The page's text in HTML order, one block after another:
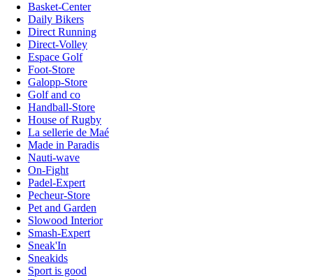
Basket-Center
Daily Bikers
Direct Running
Direct-Volley
Espace Golf
Foot-Store
Galopp-Store
Golf and co
Handball-Store
House of Rugby
La sellerie de Maé
Made in Paradis
Nauti-wave
On-Fight
Padel-Expert
Pecheur-Store
Pet and Garden
Slowood Interior
Smash-Expert
Sneak'In
Sneakids
Sport is good